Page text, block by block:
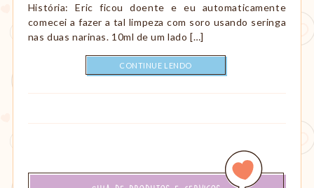
História: Eric ficou doente e eu automaticamente
comecei a fazer a tal limpeza com soro usando seringa
nas duas narinas. 10ml de um lado […]
CONTINUE LENDO